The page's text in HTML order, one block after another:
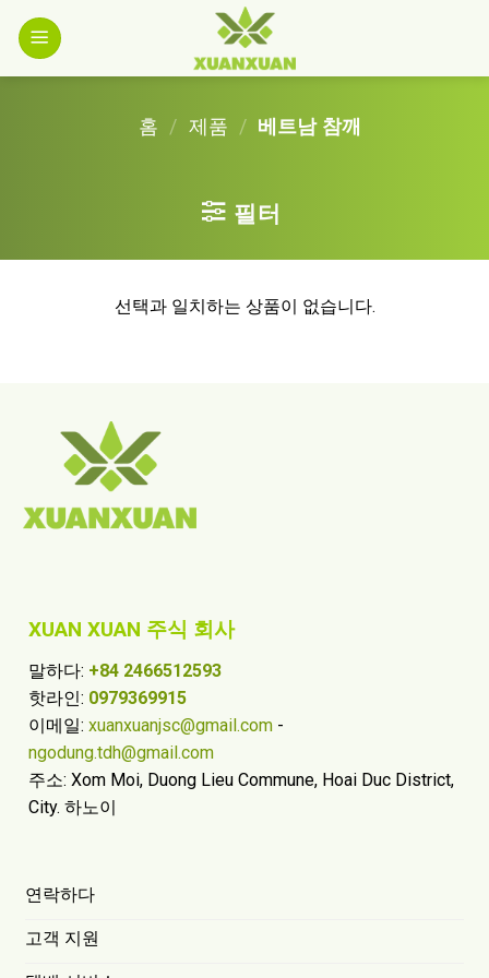
홈 / 제품 / 베트남 참깨
필터
선택과 일치하는 상품이 없습니다.
XUAN XUAN 주식 회사
말하다: +84 2466512593
핫라인: 0979369915
이메일: xuanxuanjsc@gmail.com -
ngodung.tdh@gmail.com
주소: Xom Moi, Duong Lieu Commune, Hoai Duc District,
City. 하노이
연락하다
고객 지원